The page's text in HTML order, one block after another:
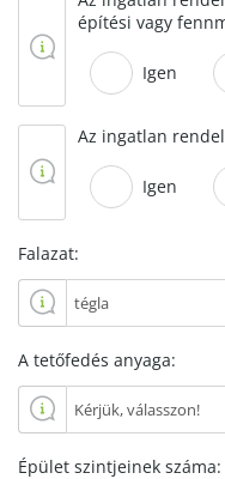
építési vagy
Igen
Az ingatlan
Igen
Falazat:
A tetőfedés anyaga:
Épület szintjeinek száma: